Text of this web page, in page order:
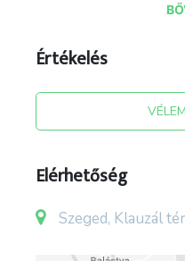
mind a koronázó
Amit még érdemes
oroszlán a Hitet, az
Nyugati oroszlán
Értékelés
Elérhetőség
Szeged, Klauzál